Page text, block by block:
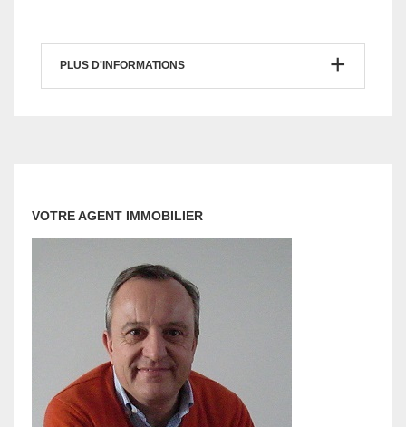
PLUS D'INFORMATIONS
VOTRE AGENT IMMOBILIER